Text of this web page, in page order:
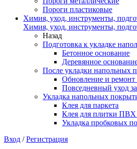
Пороги пластиковые
Химия, уход, инструменты,
Химия, уход, инструменты,
Назад
Подготовка к укладке
Бетонное основание
Деревянное
После укладки напольных
Обновление и ремонт
Повседневный уход
Укладка напольных
Клея для паркета
Клея для плитки ПВХ
Укладка пробковых
Вход /Регистрация